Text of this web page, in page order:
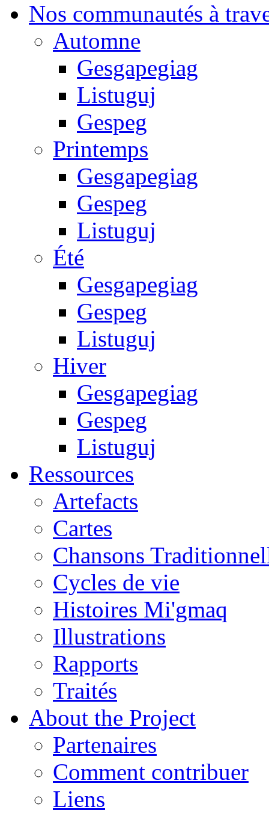
Nos communautés à
Automne
Gesgapegiag
Listuguj
Gespeg
Printemps
Gesgapegiag
Gespeg
Listuguj
Été
Gesgapegiag
Gespeg
Listuguj
Hiver
Gesgapegiag
Gespeg
Listuguj
Ressources
Artefacts
Cartes
Chansons
Cycles de vie
Histoires Mi'gmaq
Illustrations
Rapports
Traités
About the Project
Partenaires
Comment contribuer
Liens